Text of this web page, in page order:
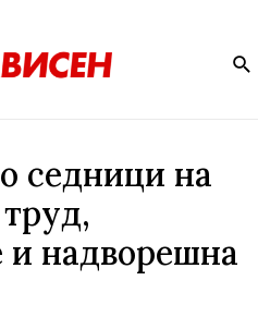
седници на
надворешна